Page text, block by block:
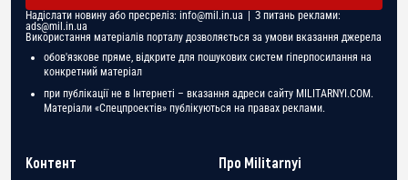
Надіслати новину або пресреліз: info@mil.in.ua | З питань реклами:
ads@mil.in.ua
Використання матеріалів порталу дозволяється за умови вказання джерела
обов'язкове пряме, відкрите для пошукових систем гіперпосилання на
конкретний матеріал
при публікації не в Інтернеті – вказання адреси сайту MILITARNYI.COM.
Матеріали «Спецпроектів» публікуються на правах реклами.
Контент Про Militarnyi